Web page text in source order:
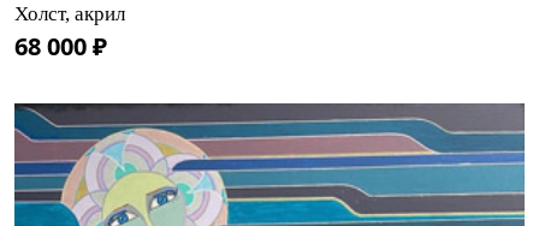
Холст, акрил
68 000 ₽